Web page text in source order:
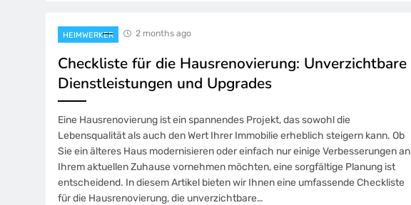
HEIMWERKER 2 months ago
Checkliste für die Hausrenovierung: Unverzichtbare
Dienstleistungen und Upgrades
Eine Hausrenovierung ist ein spannendes Projekt, das sowohl die
Lebensqualität als auch den Wert Ihrer Immobilie erheblich steigern kann. Ob
Sie ein älteres Haus modernisieren oder einfach nur einige Verbesserungen an
Ihrem aktuellen Zuhause vornehmen möchten, eine sorgfältige Planung ist
entscheidend. In diesem Artikel bieten wir Ihnen eine umfassende Checkliste
für die Hausrenovierung, die unverzichtbare…